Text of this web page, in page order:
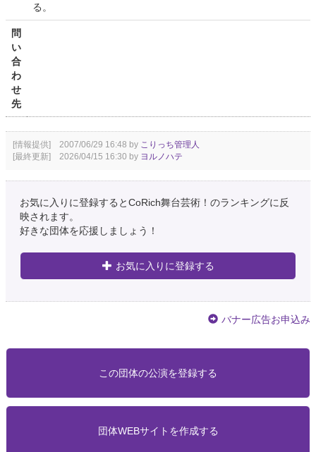
る。
問
い
合
わ
せ
先
[情報提供] 2007/06/29 16:48 by こりっち管理人
[最終更新] 2026/04/15 16:30 by ヨルノハテ
お気に入りに登録するとCoRich舞台芸術！のランキングに反
映されます。
好きな団体を応援しましょう！
お気に入りに登録する
バナー広告お申込み
この団体の公演を登録する
団体WEBサイトを作成する